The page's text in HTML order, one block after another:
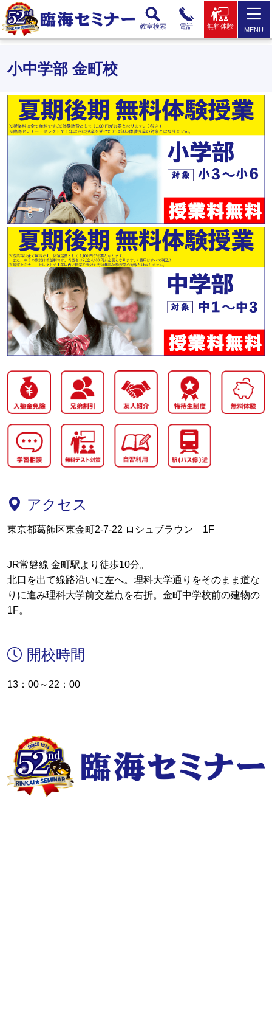
教室検索 電話 無料体験 MENU
小中学部 金町校
アクセス
東京都葛飾区東金町2-7-22 ロシュブラウン 1F
JR常磐線 金町駅より徒歩10分。
北口を出て線路沿いに左へ。理科大学通りをそのまま道な
りに進み理科大学前交差点を右折。金町中学校前の建物の
1F。
開校時間
13：00～22：00